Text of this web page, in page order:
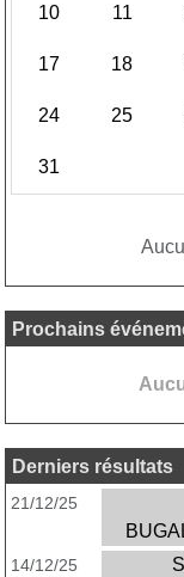
10 11
17 18
24 25
31
Prochains
Derniers résultats
21/12/25
14/12/25